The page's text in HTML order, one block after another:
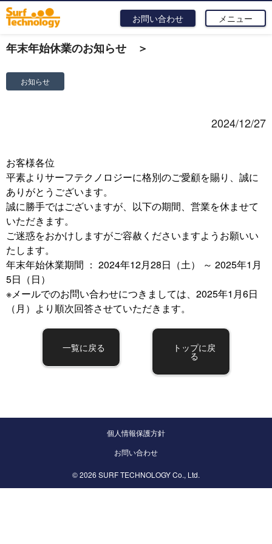
お問い合わせ メニュー
年末年始休業のお知らせ ＞
お知らせ
2024/12/27
お客様各位
平素よりサーフテクノロジーに格別のご愛顧を賜り、誠に
ありがとうございます。
誠に勝手ではございますが、以下の期間、営業を休ませて
いただきます。
ご迷惑をおかけしますがご容赦くださいますようお願いい
たします。
年末年始休業期間 ： 2024年12月28日（土） ～ 2025年1月
5日（日）
※メールでのお問い合わせにつきましては、2025年1月6日
（月）より順次回答させていただきます。
一覧に戻る トップに戻
る
個人情報保護方針
お問い合わせ
© 2026 SURF TECHNOLOGY Co., Ltd.